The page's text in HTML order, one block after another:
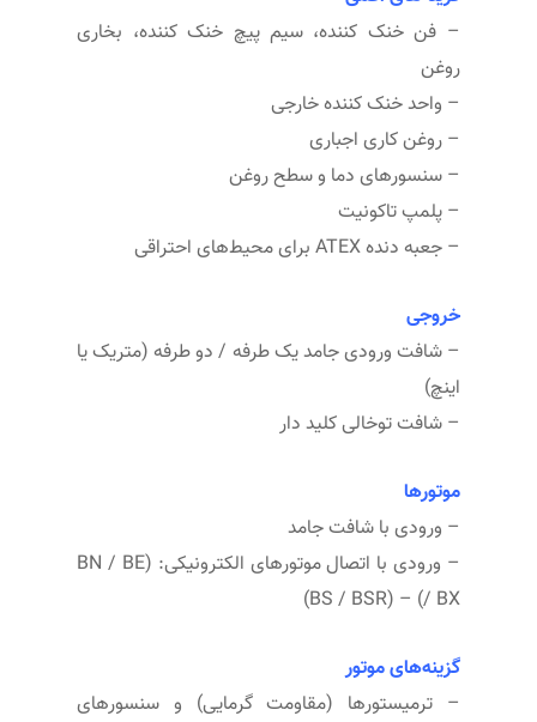
– فن خنک کننده، سیم پیچ خنک کننده، بخاری
روغن
– واحد خنک کننده خارجی
– روغن کاری اجباری
– سنسورهای دما و سطح روغن
– پلمپ تاکونیت
– جعبه دنده ATEX برای محیط‌های احتراقی
خروجی
– شافت ورودی جامد یک طرفه / دو طرفه (متریک یا
اینچ)
– شافت توخالی کلید دار
موتورها
– ورودی با شافت جامد
– ورودی با اتصال موتورهای الکترونیکی: (BN / BE
/ BX) – (BS / BSR)
گزینه‌های موتور
– ترمیستورها (مقاومت گرمایی) و سنسورهای